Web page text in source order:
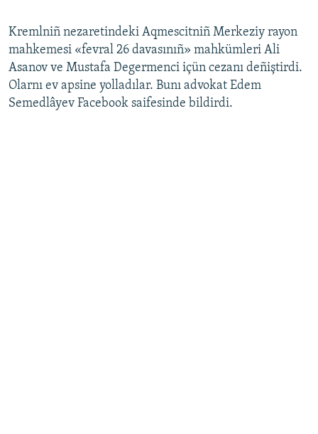
RFE/RS bütün saytları
Kremlniñ nezaretindeki Aqmescitniñ Merkeziy rayon
mahkemesi «fevral 26 davasınıñ» mahkümleri Ali
Asanov ve Mustafa Degermenci içün cezanı deñiştirdi.
Olarnı ev apsine yolladılar. Bunı advokat Edem
Semedlâyev Facebook saifesinde bildirdi.